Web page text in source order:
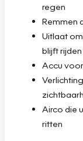
regen
Remmen
Uitlaat
blijft rijden
Accu
Airco die
ritten